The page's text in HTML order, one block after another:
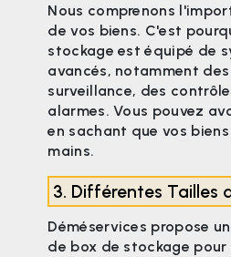
Nous comprenons
de vos biens. C'est
stockage est équipé de
avancés, notamment
surveillance, des
alarmes. Vous pouvez
en sachant que vos
mains.
3. Différentes Tailles
Déméservices propose
de box de stockage pour